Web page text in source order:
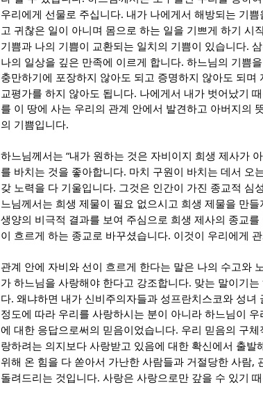
우리에게 선물로 주십니다. 내가 나에게서 해방되는 기쁨
고 귀찮은 일이 아니며 몸으로 하는 일을 기쁘게 하기 시
기쁨과 나의 기쁨이 교환되는 일치의 기쁨이 있습니다.
나의 일상을 깊은 만족에 이르게 합니다. 하느님의 기쁨
충만하기에 포장하지 않아도 되고 증명하지 않아도 되며
교평가를 하지 않아도 됩니다. 나에게서 내가 벗어났기
를 이 땅에 사는 우리의 관계 안에서 발견하고 아버지의
의 기쁨입니다.
하느님께서는 “내가 원하는 것은 자비이지 희생 제사가
를 바치는 것을 좋아합니다. 마치 구원이 바치는 데서 오
갖 노력을 다 기울입니다. 그것은 인간이 가진 종교적 심
느님께서는 희생 제물이 필요 없으시고 희생 제물을 만
생양의 비극적 결과를 보여 주심으로 희생 제사의 종교
이 흐르게 하는 종교로 바꾸셨습니다. 이것이 우리에게
관계 안에 자비와 선이 흐르게 한다는 말은 나의 수고와
가 하느님을 사랑해야 한다고 강조합니다. 맞는 말이기는
다. 왜냐하면 내가 신비주의자들과 성프란치스코와 성녀
정도에 따라 우리를 사랑하시는 분이 아니라 하느님이
에 대한 응답으로써의 믿음이었습니다. 우리 믿음의 구
랑하려는 의지보다 사랑받고 있음에 대한 확신에서 출발
위해 온 힘을 다 쏟아서 가난한 사람들과 거절당한 사람,
돌려드리는 것입니다. 사랑은 사랑으로만 갚을 수 있기